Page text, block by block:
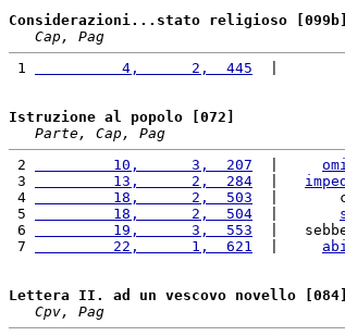
Considerazioni...stato religioso [099b]
Cap, Pag
1
          4,      2,  445
Istruzione al popolo [072]
Parte, Cap, Pag
2
         10,      3,  207
3
         13,      2,  284
4
         18,      2,  503
|
5
         18,      2,  504
6
         19,      3,  553
|
7
         22,      1,  621
Lettera II. ad un vescovo novello [084]
Cpv, Pag